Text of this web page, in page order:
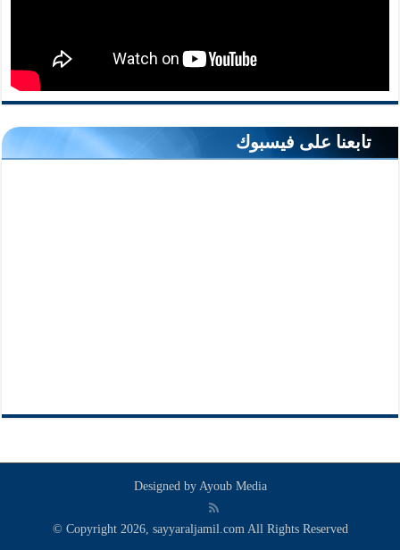
تابعنا على فيسبوك
Designed by Ayoub Media
© Copyright 2026, sayyaraljamil.com All Rights Reserved